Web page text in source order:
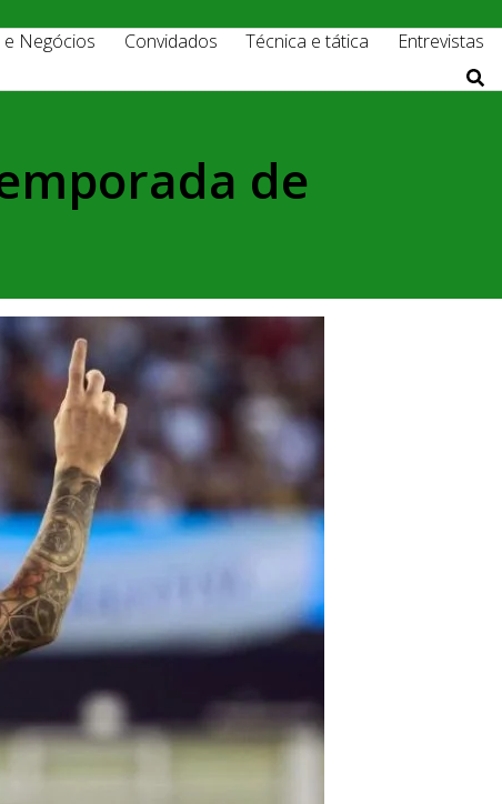
Negócios Convidados Técnica e tática Entrevistas
de